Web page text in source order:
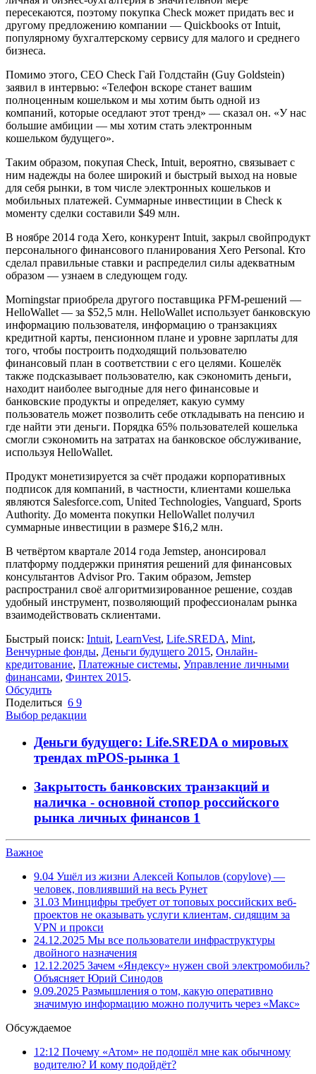
пересекаются, поэтому покупка Check может придать вес и
другому предложению компании — Quickbooks от Intuit,
популярному бухгалтерскому сервису для малого и среднего
бизнеса.
Помимо этого, CEO Check Гай Голдстайн (Guy Goldstein)
заявил в интервью: «Телефон вскоре станет вашим
полноценным кошельком и мы хотим быть одной из
компаний, которые оседлают этот тренд» — сказал он. «У нас
большие амбиции — мы хотим стать электронным
кошельком будущего».
Таким образом, покупая Check, Intuit, вероятно, связывает с
ним надежды на более широкий и быстрый выход на новые
для себя рынки, в том числе электронных кошельков и
мобильных платежей. Суммарные инвестиции в Check к
моменту сделки составили $49 млн.
В ноябре 2014 года Xero, конкурент Intuit, закрыл свойпродукт
персонального финансового планирования Xero Personal. Кто
сделал правильные ставки и распределил силы адекватным
образом — узнаем в следующем году.
Morningstar приобрела другого поставщика PFM-решений —
HelloWallet — за $52,5 млн. HelloWallet использует банковскую
информацию пользователя, информацию о транзакциях
кредитной карты, пенсионном плане и уровне зарплаты для
того, чтобы построить подходящий пользователю
финансовый план в соответствии с его целями. Кошелёк
также подсказывает пользователю, как сэкономить деньги,
находит наиболее выгодные для него финансовые и
банковские продукты и определяет, какую сумму
пользователь может позволить себе откладывать на пенсию и
где найти эти деньги. Порядка 65% пользователей кошелька
смогли сэкономить на затратах на банковское обслуживание,
используя HelloWallet.
Продукт монетизируется за счёт продажи корпоративных
подписок для компаний, в частности, клиентами кошелька
являются Salesforce.com, United Technologies, Vanguard, Sports
Authority. До момента покупки HelloWallet получил
суммарные инвестиции в размере $16,2 млн.
В четвёртом квартале 2014 года Jemstep, анонсировал
платформу поддержки принятия решений для финансовых
консультантов Advisor Pro. Таким образом, Jemstep
распространил своё алгоритмизированное решение, создав
удобный инструмент, позволяющий профессионалам рынка
взаимодействовать склиентами.
Быстрый поиск: Intuit, LearnVest, Life.SREDA, Mint,
Венчурные фонды, Деньги будущего 2015, Онлайн-
кредитование, Платежные системы, Управление личными
финансами, Финтех 2015.
Обсудить
Поделиться 6 9
Выбор редакции
Деньги будущего: Life.SREDA о мировых
трендах mPOS-рынка 1
Закрытость банковских транзакций и
наличка - основной стопор российского
рынка личных финансов 1
Важное
9.04 Ушёл из жизни Алексей Копылов (copylove) —
человек, повлиявший на весь Рунет
31.03 Минцифры требует от топовых российских веб-
проектов не оказывать услуги клиентам, сидящим за
VPN и прокси
24.12.2025 Мы все пользователи инфраструктуры
двойного назначения
12.12.2025 Зачем «Яндексу» нужен свой электромобиль?
Объясняет Юрий Синодов
9.09.2025 Размышления о том, какую оперативно
значимую информацию можно получить через «Макс»
Обсуждаемое
12:12 Почему «Атом» не подошёл мне как обычному
водителю? И кому подойдёт?